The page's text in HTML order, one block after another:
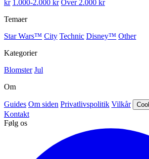
kr 1.000-2.000 kr Over 2.000 kr
Temaer
Star Wars™ City Technic Disney™ Other
Kategorier
Blomster Jul
Om
Guides Om siden Privatlivspolitik Vilkår
Kontakt
Følg os